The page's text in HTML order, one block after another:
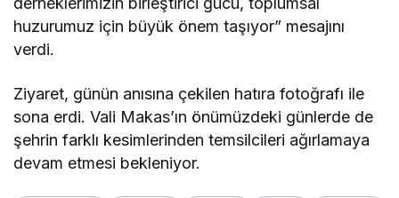
huzurumuz için büyük önem taşıyor” mesajını
verdi.
Ziyaret, günün anısına çekilen hatıra fotoğrafı ile
sona erdi. Vali Makas’ın önümüzdeki günlerde de
şehrin farklı kesimlerinden temsilcileri ağırlamaya
devam etmesi bekleniyor.